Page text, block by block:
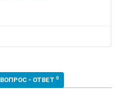
ВОПРОС - ОТВЕТ 0